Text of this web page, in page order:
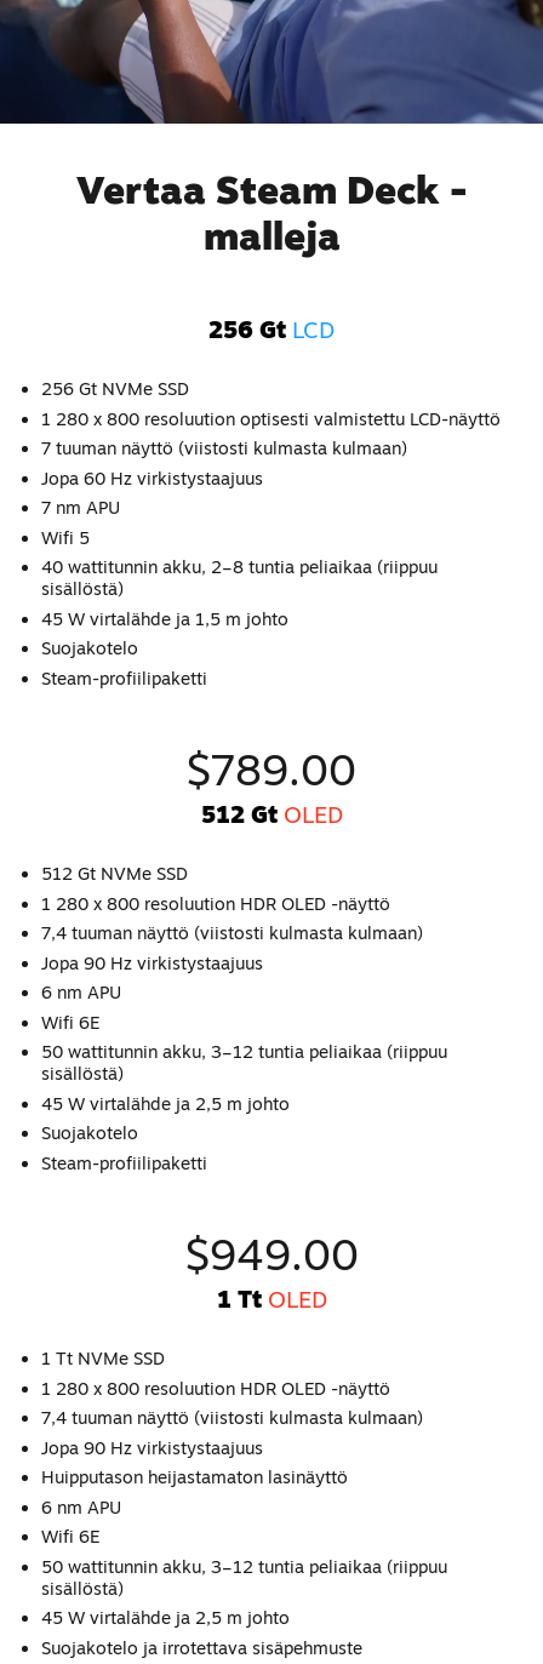
Vertaa Steam Deck -
malleja
256 Gt LCD
256 Gt NVMe SSD
1 280 x 800 resoluution optisesti valmistettu LCD-näyttö
7 tuuman näyttö (viistosti kulmasta kulmaan)
Jopa 60 Hz virkistystaajuus
7 nm APU
Wifi 5
40 wattitunnin akku, 2–8 tuntia peliaikaa (riippuu
sisällöstä)
45 W virtalähde ja 1,5 m johto
Suojakotelo
Steam-profiilipaketti
$789.00
512 Gt OLED
512 Gt NVMe SSD
1 280 x 800 resoluution HDR OLED -näyttö
7,4 tuuman näyttö (viistosti kulmasta kulmaan)
Jopa 90 Hz virkistystaajuus
6 nm APU
Wifi 6E
50 wattitunnin akku, 3–12 tuntia peliaikaa (riippuu
sisällöstä)
45 W virtalähde ja 2,5 m johto
Suojakotelo
Steam-profiilipaketti
$949.00
1 Tt OLED
1 Tt NVMe SSD
1 280 x 800 resoluution HDR OLED -näyttö
7,4 tuuman näyttö (viistosti kulmasta kulmaan)
Jopa 90 Hz virkistystaajuus
Huipputason heijastamaton lasinäyttö
6 nm APU
Wifi 6E
50 wattitunnin akku, 3–12 tuntia peliaikaa (riippuu
sisällöstä)
45 W virtalähde ja 2,5 m johto
Suojakotelo ja irrotettava sisäpehmuste